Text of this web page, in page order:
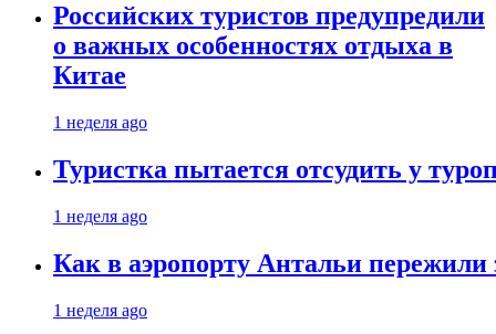
Российских туристов предупредили
о важных особенностях отдыха в
Китае
1 неделя ago
Туристка пытается отсудить у
1 неделя ago
Как в аэропорту Антальи
1 неделя ago